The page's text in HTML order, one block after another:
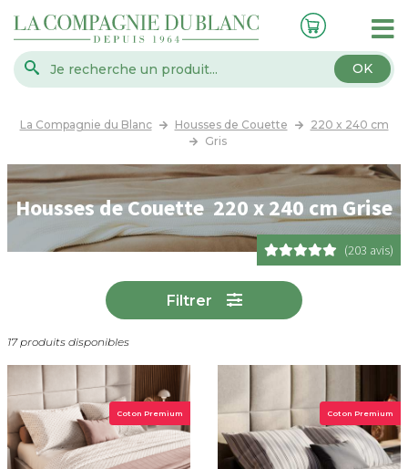
OK
La Compagnie du Blanc Housses de Couette
220 x 240 cm
Gris
Housses de Couette 220 x 240 cm Grise
(203 avis)
Filtrer
17 produits disponibles
Coton Premium Coton Premium